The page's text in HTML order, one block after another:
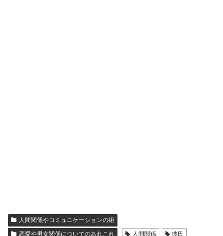
人間関係やコミュニケーションの術
恋愛や男女関係についてのあれこれ
人間関係 彼氏